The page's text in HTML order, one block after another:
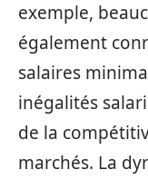
exemple,
également
salaires
inégalités
de la
marchés. La